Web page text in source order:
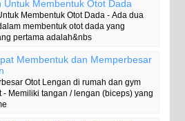
Untuk Membentuk Otot Dada
Membentuk Otot Dada - Ada dua
membentuk otot dada yang
pertama adalah&nbs
Membentuk dan Memperbesar
Otot Lengan di rumah dan gym
- Memiliki tangan / lengan (biceps) yang